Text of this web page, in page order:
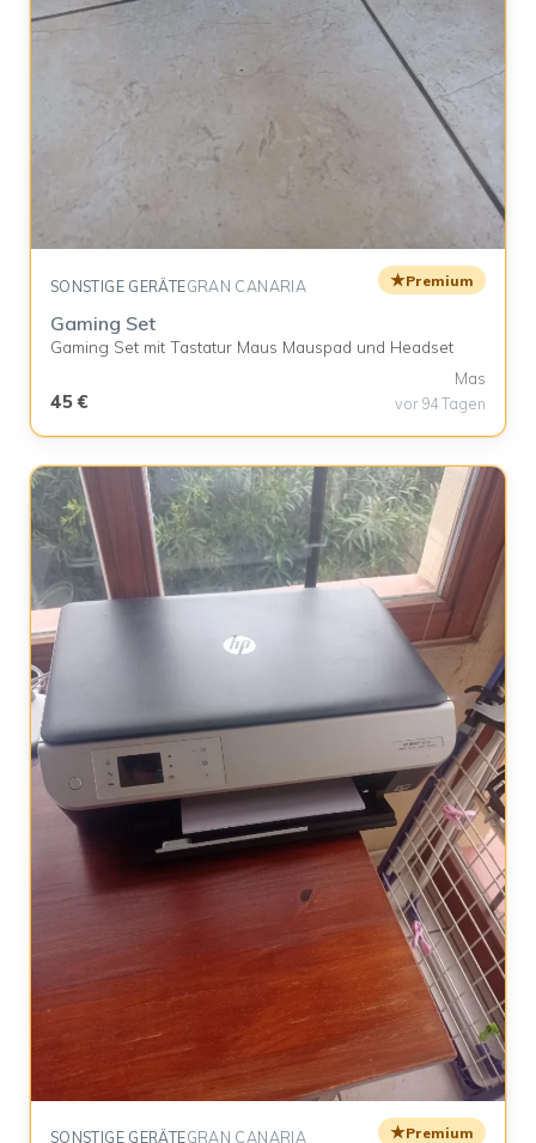
SONSTIGE GERÄTEGRAN CANARIA ★Premium
Gaming Set
Gaming Set mit Tastatur Maus Mauspad und Headset
45 €
Mas
vor 94 Tagen
SONSTIGE GERÄTEGRAN CANARIA ★Premium